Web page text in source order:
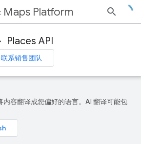
Maps Platform
Places API
联系销售团队
内容翻译成您偏好的语言。AI 翻译可能包